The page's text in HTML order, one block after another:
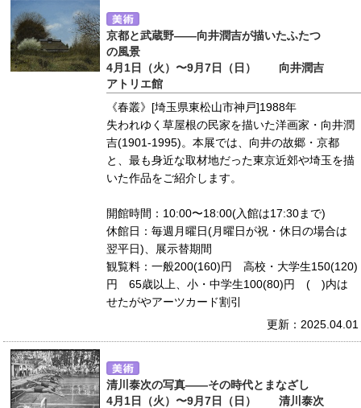
京都と武蔵野――向井潤吉が描いたふたつ
の風景
4月1日（火）〜9月7日（日） 向井潤吉
アトリエ館
《春叢》[埼玉県東松山市神戸]1988年
失われゆく草屋根の民家を描いた洋画家・向井潤
吉(1901-1995)。本展では、向井の故郷・京都
と、最も身近な取材地だった東京近郊や埼玉を描
いた作品をご紹介します。
開館時間：10:00〜18:00(入館は17:30まで)
休館日：毎週月曜日(月曜日が祝・休日の場合は
翌平日)、展示替期間
観覧料：一般200(160)円 高校・大学生150(120)
円 65歳以上、小・中学生100(80)円 ( )内は
せたがやアーツカード割引
更新：2025.04.01
清川泰次の写真――その時代とまなざし
4月1日（火）〜9月7日（日） 清川泰次